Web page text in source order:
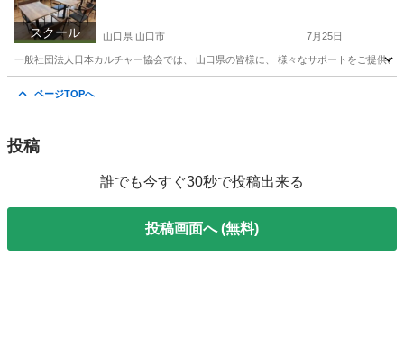
スクール 山口県 山口市 7月25日
一般社団法人日本カルチャー協会では、 山口県の皆様に、 様々なサポートをご提供
ページTOPへ
投稿
誰でも今すぐ30秒で投稿出来る
投稿画面へ (無料)